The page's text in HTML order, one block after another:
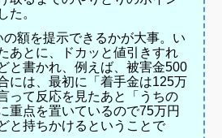
た。
の額を提示できるかが大事。い
あとに、ドカッと値引きすれ
と書かれ、例えば、被害金500
には、最初に「着手金は125万
って反応を見たあと「うちの
重点を置いているので75万円
と持ちかけるということで